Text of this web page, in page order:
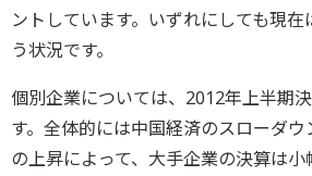
ントしています。いずれにしても現
う状況です。
個別企業については、2012年上半期
す。全体的には中国経済のスローダ
の上昇によって、大手企業の決算は